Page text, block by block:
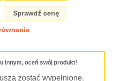
Sprawdź cenę
innym, oceń swój produkt!
zostać wypełnione.